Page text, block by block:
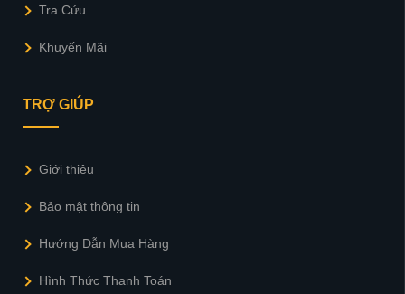
Tra Cứu
Khuyến Mãi
TRỢ GIÚP
Giới thiệu
Bảo mật thông tin
Hướng Dẫn Mua Hàng
Hình Thức Thanh Toán